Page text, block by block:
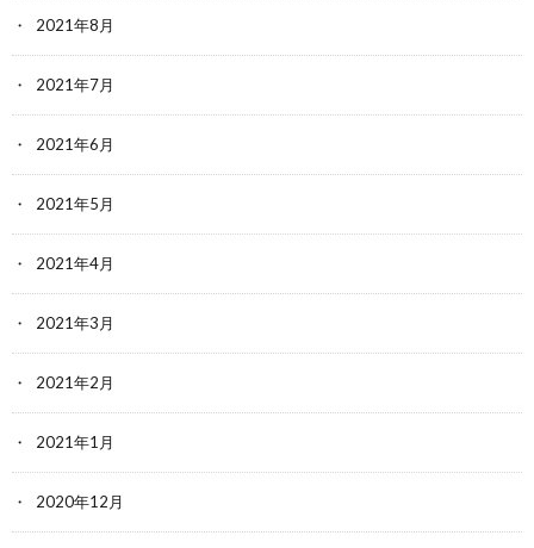
2021年8月
2021年7月
2021年6月
2021年5月
2021年4月
2021年3月
2021年2月
2021年1月
2020年12月